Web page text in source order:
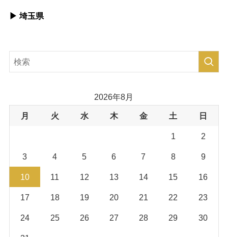
▶︎ 埼玉県
2026年8月
月 火 水 木 金 土 日
1 2
3 4 5 6 7 8 9
10 11 12 13 14 15 16
17 18 19 20 21 22 23
24 25 26 27 28 29 30